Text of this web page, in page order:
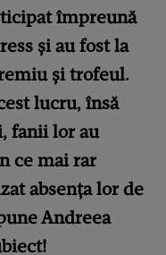
împreună
și au fost la
și trofeul.
lucru, însă
fanii lor au
ce mai rar
absența lor de
Andreea